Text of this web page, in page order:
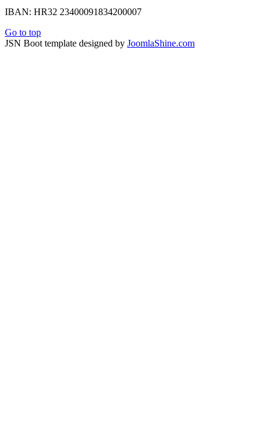
IBAN: HR32 23400091834200007
Go to top
JSN Boot template designed by JoomlaShine.com